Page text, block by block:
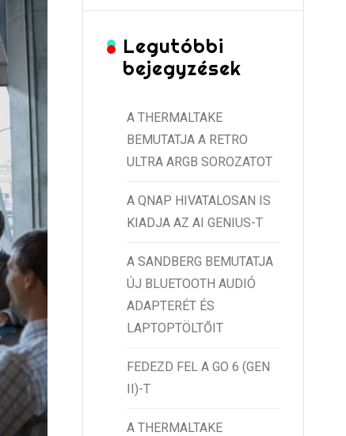
Legutóbbi
bejegyzések
A THERMALTAKE
BEMUTATJA A RETRO
ULTRA ARGB SOROZATOT
A QNAP HIVATALOSAN IS
KIADJA AZ AI GENIUS-T
A SANDBERG BEMUTATJA
ÚJ BLUETOOTH AUDIÓ
ADAPTERÉT ÉS
LAPTOPTÖLTŐIT
FEDEZD FEL A GO 6 (GEN
II)-T
A THERMALTAKE